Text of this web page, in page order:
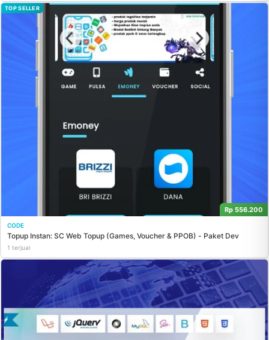
TOP SELLER
Rp 556.200
CODE
Topup Instan: SC Web Topup (Games, Voucher & PPOB) - Paket Dev
1 terjual